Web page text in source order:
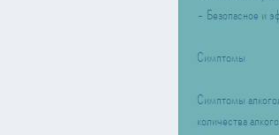
- Безопасное и
Симптомы
Симптомы
количества